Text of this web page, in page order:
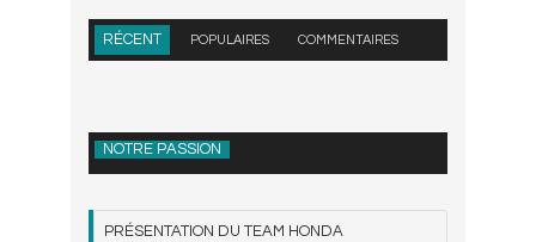
RÉCENT POPULAIRES COMMENTAIRES
NOTRE PASSION
PRÉSENTATION DU TEAM HONDA